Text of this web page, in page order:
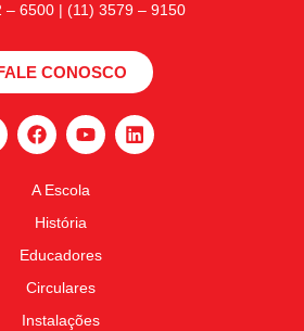
– 6500 | (11) 3579 – 9150
CONOSCO
A Escola
História
Educadores
Circulares
Instalações